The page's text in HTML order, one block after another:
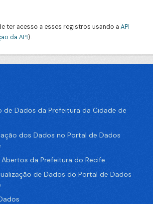
ter acesso a esses registros usando a API
da API).
de Dados da Prefeitura da Cidade de
dos Dados no Portal de Dados
da Prefeitura do Recife
de Dados do Portal de Dados